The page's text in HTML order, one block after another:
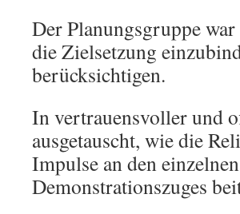
Der Planungsgruppe
die Zielsetzung
berücksichtigen.
In vertrauensvoller und
ausgetauscht, wie die
Impulse an den
Demonstrationszuges